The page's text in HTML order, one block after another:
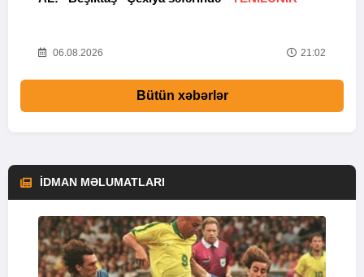
06.08.2026 21:02
Bütün xəbərlər
İDMAN MƏLUMATLARI